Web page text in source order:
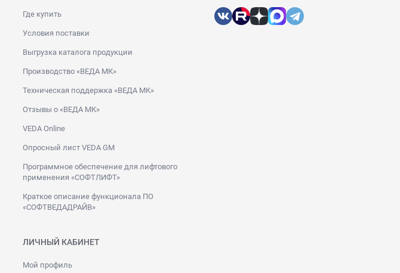
Где купить
Условия поставки
Выгрузка каталога продукции
Производство «ВЕДА МК»
Техническая поддержка «ВЕДА МК»
Отзывы о «ВЕДА МК»
VEDA Online
Опросный лист VEDA GM
Программное обеспечение для лифтового
применения «СОФТЛИФТ»
Краткое описание функционала ПО
«СОФТВЕДАДРАЙВ»
ЛИЧНЫЙ КАБИНЕТ
Мой профиль